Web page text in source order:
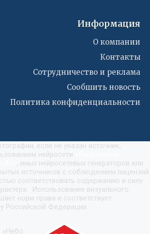
Информация
О компании
Контакты
Сотрудничество и реклама
Сообшить новость
Политика конфиденциальности
если не указан источник,
нейросети
, иных нейросетевых генераторов или
источников с соблюдением лицензий
соответствовать содержанию в силу
Использование визуального
норм права и соответствует
Российской Федерации.
«Небо